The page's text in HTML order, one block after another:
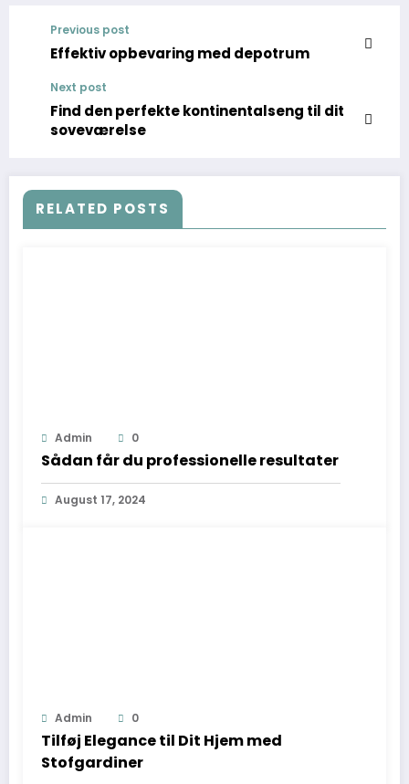
Previous post
Effektiv opbevaring med depotrum
Next post
Find den perfekte kontinentalseng til dit
soveværelse
RELATED POSTS
Admin 0
Sådan får du professionelle resultater
August 17, 2024
Admin 0
Tilføj Elegance til Dit Hjem med
Stofgardiner